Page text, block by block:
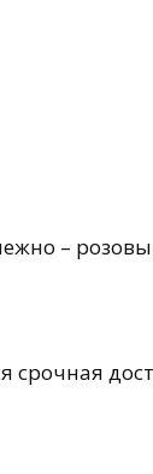
–
срочная